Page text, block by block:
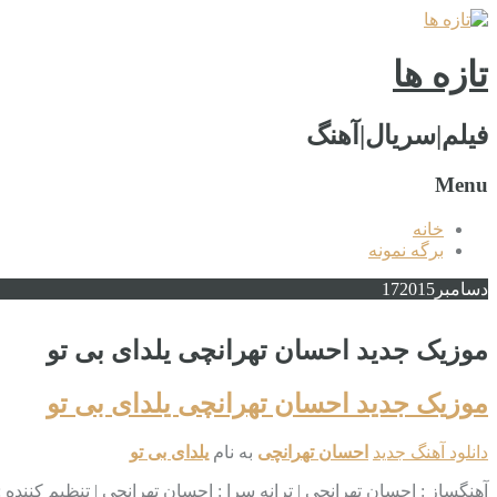
تازه ها
فیلم|سریال|آهنگ
Menu
خانه
برگه نمونه
دسامبر 172015
موزیک جدید احسان تهرانچی یلدای بی تو
موزیک جدید احسان تهرانچی یلدای بی تو
دانلود آهنگ جدید احسان تهرانچی به نام یلدای بی تو
آهنگساز : احسان تهرانچی | ترانه‌ سرا : احسان تهرانچی | تنظیم